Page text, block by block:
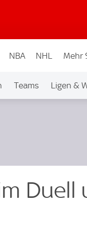
NBA NHL Mehr
Teams Ligen &
Duell